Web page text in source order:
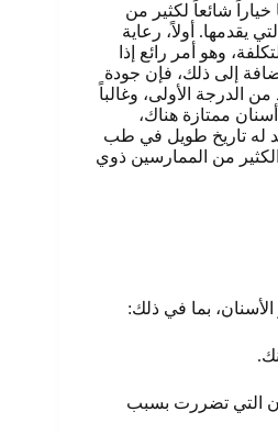
خياراً شائعاً لكثير من
يقدمها. أولاً، رعاية
وهو أمر رائع إذا
إلى ذلك، فإن جودة
من الدرجة الأولى، وغالباً
ممتازة هناك،
له تاريخ طويل في طب
من الممارسين ذوي
بما في ذلك:
التي تضررت بسبب